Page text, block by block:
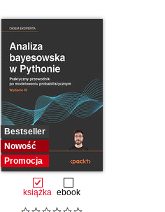
Bestseller
Nowość
Promocja
książka ebook